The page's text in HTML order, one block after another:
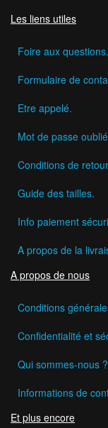
Les liens utiles
Foire aux questions.
Formulaire de
Etre appelé.
Mot de passe oublié
Conditions de
Guide des tailles.
Info paiement
A propos de la
A propos de nous
Conditions
Confidentialité et
Qui sommes-nous ?
Informations de
Et plus encore